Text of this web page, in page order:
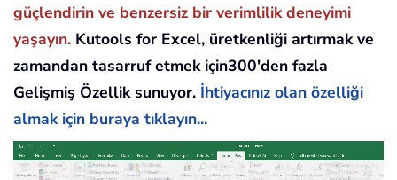
güçlendirin ve benzersiz bir verimlilik deneyimi
yaşayın. Kutools for Excel, üretkenliği artırmak ve
zamandan tasarruf etmek için300'den fazla
Gelişmiş Özellik sunuyor. İhtiyacınız olan özelliği
almak için buraya tıklayın...